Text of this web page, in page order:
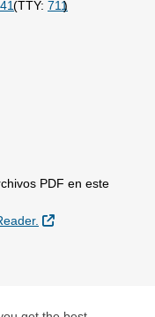
(TTY: 711)
PDF en este
Sitio Externo